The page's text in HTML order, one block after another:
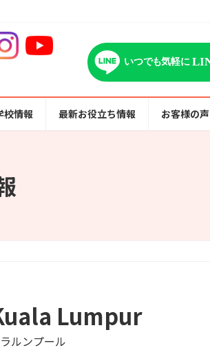
校情報 最新お役立ち情報 お客様の声
Lumpur
ルンプール